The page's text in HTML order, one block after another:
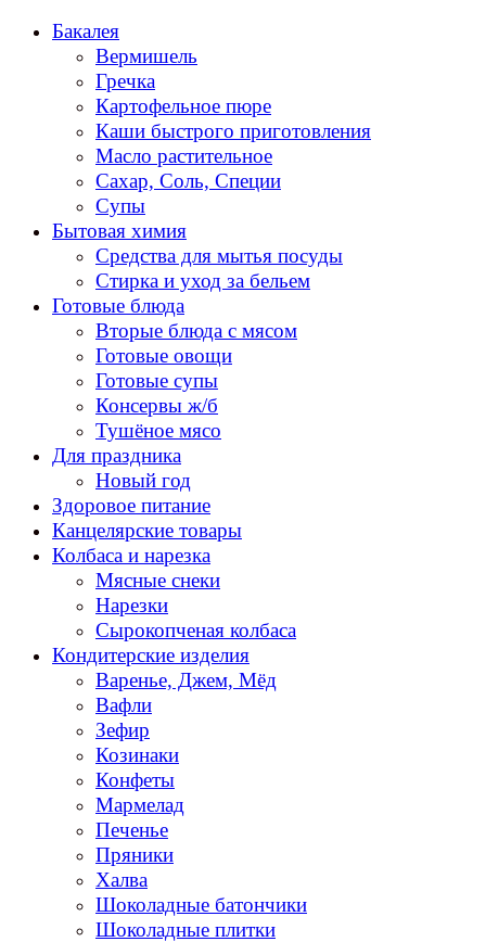
Перейти
содержанию
Бакалея
Вермишель
Гречка
Картофельное пюре
Каши быстрого приготовления
Масло растительное
Сахар, Соль, Специи
Супы
Бытовая химия
Средства для мытья посуды
Стирка и уход за бельем
Готовые блюда
Вторые блюда с мясом
Готовые овощи
Готовые супы
Консервы ж/б
Тушёное мясо
Для праздника
Новый год
Здоровое питание
Канцелярские товары
Колбаса и нарезка
Мясные снеки
Нарезки
Сырокопченая колбаса
Кондитерские изделия
Варенье, Джем, Мёд
Вафли
Зефир
Козинаки
Конфеты
Мармелад
Печенье
Пряники
Халва
Шоколадные батончики
Шоколадные плитки